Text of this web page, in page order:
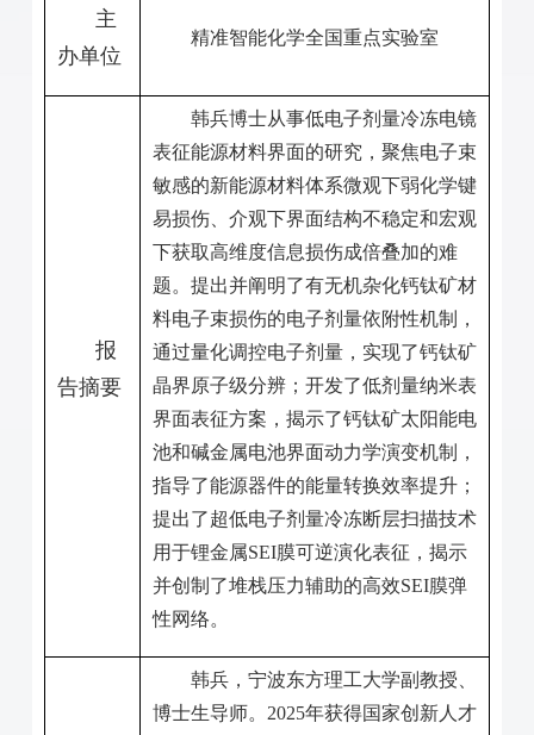
主
办单位
精准智能化学全国重点实验室
报
告摘要
韩兵博士从事低电子剂量冷冻电镜
表征能源材料界面的研究，聚焦电子束
敏感的新能源材料体系微观下弱化学键
易损伤、介观下界面结构不稳定和宏观
下获取高维度信息损伤成倍叠加的难
题。提出并阐明了有无机杂化钙钛矿材
料电子束损伤的电子剂量依附性机制，
通过量化调控电子剂量，实现了钙钛矿
晶界原子级分辨；开发了低剂量纳米表
界面表征方案，揭示了钙钛矿太阳能电
池和碱金属电池界面动力学演变机制，
指导了能源器件的能量转换效率提升；
提出了超低电子剂量冷冻断层扫描技术
用于锂金属SEI膜可逆演化表征，揭示
并创制了堆栈压力辅助的高效SEI膜弹
性网络。
韩兵，宁波东方理工大学副教授、
博士生导师。 2025年获得国家创新人才